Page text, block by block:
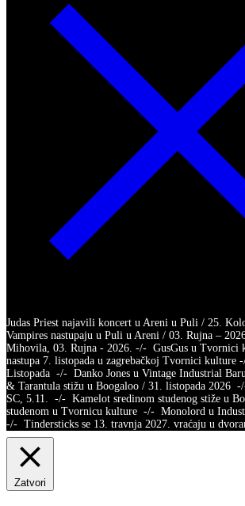
Judas Priest najavili koncert u Areni u Puli / 25.
Vampires nastupaju u Puli u Areni / 03. Rujna –
Mihovila, 03. Rujna - 2026. -/- GusGus u Tvornici
nastupa 7. listopada u zagrebačkoj Tvornici
Listopada -/- Danko Jones u Vintage Industrial
& Tarantula stižu u Boogaloo / 31. listopada
SC, 5.11. -/- Kamelot sredinom studenog stiže u
studenom u Tvornicu kulture -/- Monolord u
-/- Tindersticks se 13. travnja 2027. vraćaju u
Zatvori